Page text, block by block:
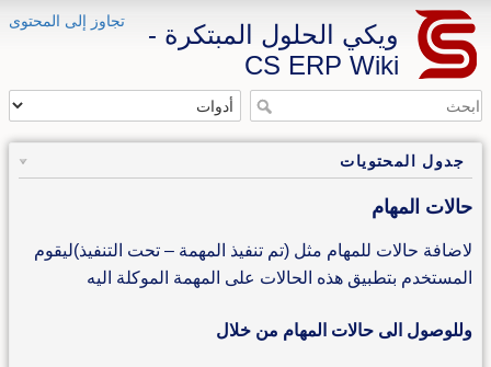
تجاوز إلى المحتوى
ويكي الحلول المبتكرة -
CS ERP Wiki
جدول المحتويات
حالات المهام
لاضافة حالات للمهام مثل (تم تنفيذ المهمة – تحت التنفيذ)ليقوم
المستخدم بتطبيق هذه الحالات على المهمة الموكلة اليه
وللوصول الى حالات المهام من خلال